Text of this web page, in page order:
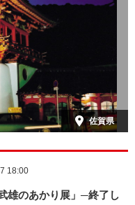
佐賀県
18:00
雄のあかり展」─終了し